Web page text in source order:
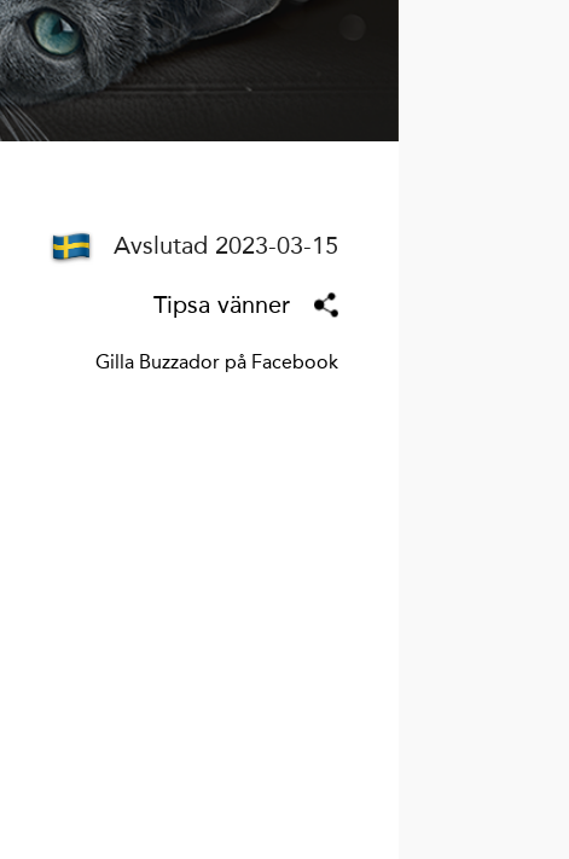
Avslutad 2023-03-15
Tipsa vänner
Gilla Buzzador på Facebook